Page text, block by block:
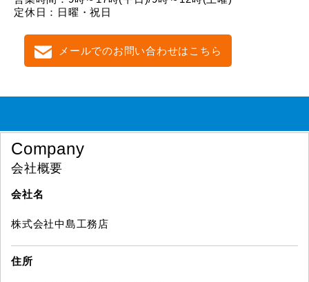
定休日：日曜・祝日
メールでのお問い合わせはこちら
Company
会社概要
会社名
株式会社中島工務店
住所